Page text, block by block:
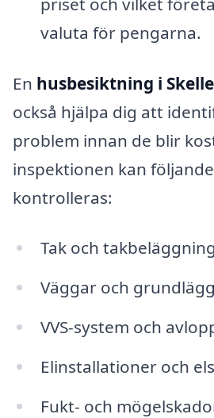
valuta för pengarna.
En husbesiktning i
också hjälpa dig att
problem innan de blir
inspektionen kan
kontrolleras:
Tak och takbeläggning
Väggar och
VVS-system och
Elinstallationer och
Fukt- och